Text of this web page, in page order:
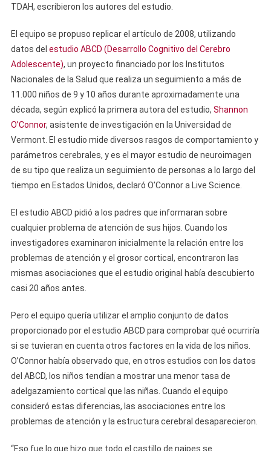
TDAH, escribieron los autores del estudio.
El equipo se propuso replicar el artículo de 2008, utilizando
datos del estudio ABCD (Desarrollo Cognitivo del Cerebro
Adolescente), un proyecto financiado por los Institutos
Nacionales de la Salud que realiza un seguimiento a más de
11.000 niños de 9 y 10 años durante aproximadamente una
década, según explicó la primera autora del estudio, Shannon
O’Connor, asistente de investigación en la Universidad de
Vermont. El estudio mide diversos rasgos de comportamiento y
parámetros cerebrales, y es el mayor estudio de neuroimagen
de su tipo que realiza un seguimiento de personas a lo largo del
tiempo en Estados Unidos, declaró O’Connor a Live Science.
El estudio ABCD pidió a los padres que informaran sobre
cualquier problema de atención de sus hijos. Cuando los
investigadores examinaron inicialmente la relación entre los
problemas de atención y el grosor cortical, encontraron las
mismas asociaciones que el estudio original había descubierto
casi 20 años antes.
Pero el equipo quería utilizar el amplio conjunto de datos
proporcionado por el estudio ABCD para comprobar qué ocurriría
si se tuvieran en cuenta otros factores en la vida de los niños.
O’Connor había observado que, en otros estudios con los datos
del ABCD, los niños tendían a mostrar una menor tasa de
adelgazamiento cortical que las niñas. Cuando el equipo
consideró estas diferencias, las asociaciones entre los
problemas de atención y la estructura cerebral desaparecieron.
“Eso fue lo que hizo que todo el castillo de naipes se